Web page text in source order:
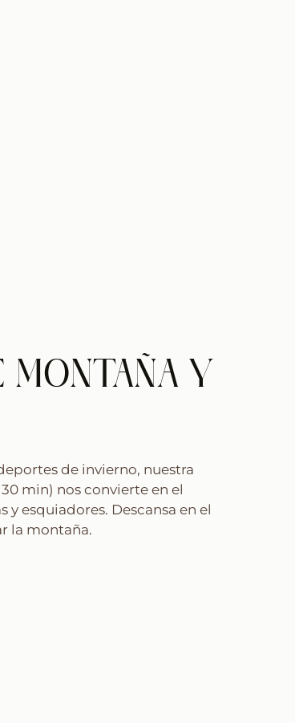
Y
de invierno, nuestra
min) nos convierte en el
y esquiadores. Descansa en el
la montaña.